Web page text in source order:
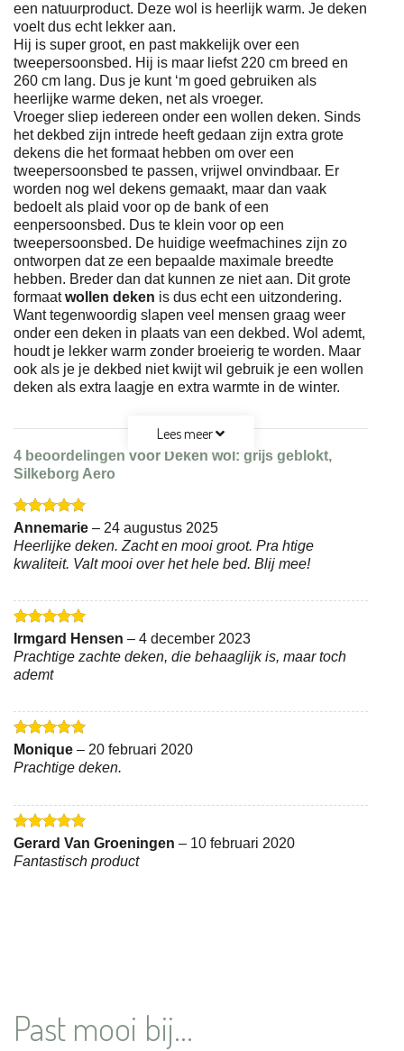
een natuurproduct. Deze wol is heerlijk warm. Je deken
voelt dus echt lekker aan.
Hij is super groot, en past makkelijk over een
tweepersoonsbed. Hij is maar liefst 220 cm breed en
260 cm lang. Dus je kunt ‘m goed gebruiken als
heerlijke warme deken, net als vroeger.
Vroeger sliep iedereen onder een wollen deken. Sinds
het dekbed zijn intrede heeft gedaan zijn extra grote
dekens die het formaat hebben om over een
tweepersoonsbed te passen, vrijwel onvindbaar. Er
worden nog wel dekens gemaakt, maar dan vaak
bedoelt als plaid voor op de bank of een
eenpersoonsbed. Dus te klein voor op een
tweepersoonsbed. De huidige weefmachines zijn zo
ontworpen dat ze een bepaalde maximale breedte
hebben. Breder dan dat kunnen ze niet aan. Dit grote
formaatwollen deken is dus echt een uitzondering.
Want tegenwoordig slapen veel mensen graag weer
onder een deken in plaats van een dekbed. Wol ademt,
houdt je lekker warm zonder broeierig te worden. Maar
ook als je je dekbed niet kwijt wil gebruik je een wollen
deken als extra laagje en extra warmte in de winter.
Lees meer
4 beoordelingen voor Deken wol: grijs geblokt,
Silkeborg Aero
Gewaardeerd
5uit 5
Annemarie – 24 augustus 2025
Heerlijke deken. Zacht en mooi groot. Pra htige
kwaliteit. Valt mooi over het hele bed. Blij mee!
Gewaardeerd
5uit 5
Irmgard Hensen – 4 december 2023
Prachtige zachte deken, die behaaglijk is, maar toch
ademt
Gewaardeerd
5uit 5
Monique – 20 februari 2020
Prachtige deken.
Gewaardeerd
5uit 5
Gerard Van Groeningen – 10 februari 2020
Fantastisch product
Past mooi bij...